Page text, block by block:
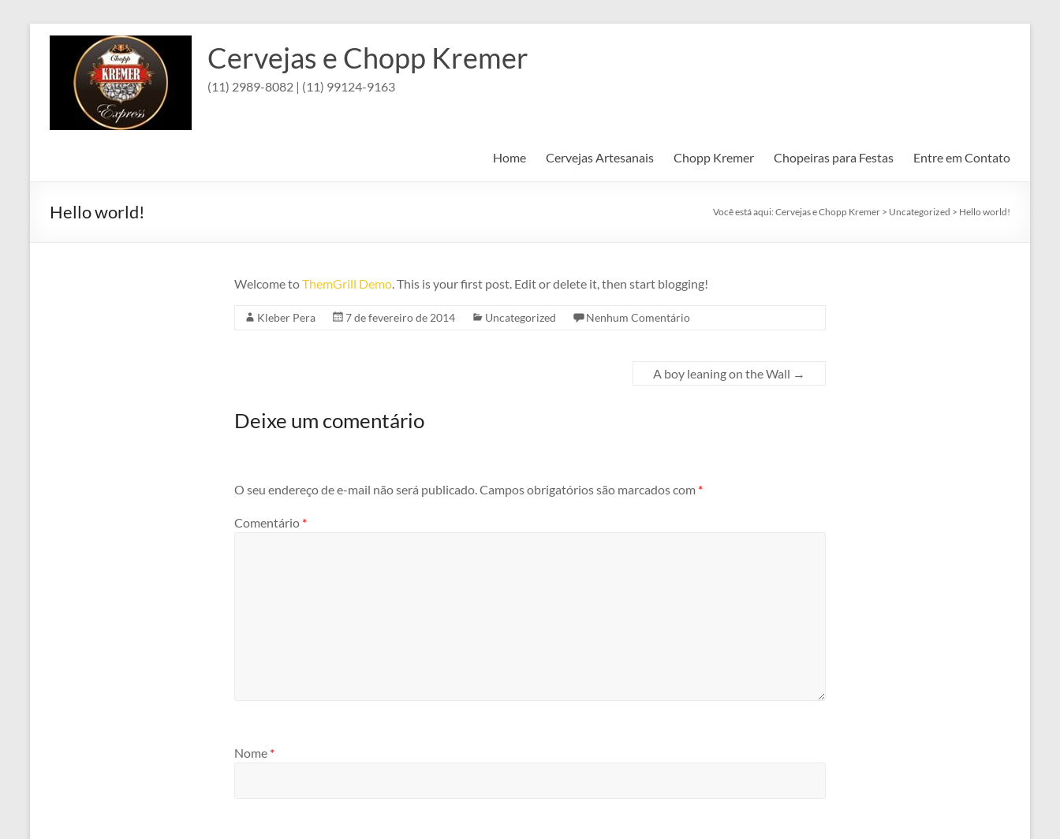
conteúdo
Cervejas e Chopp Kremer
(11) 2989-8082 | (11) 99124-9163
Home Cervejas Artesanais Chopp Kremer Chopeiras para Festas Entre em Contato
Hello world! Você está aqui: Cervejas e Chopp Kremer > Uncategorized > Hello world!
Welcome toThemGrill Demo. This is your first post. Edit or delete it, then start blogging!
Kleber Pera 7 de fevereiro de 2014 Uncategorized Nenhum Comentário
A boy leaning on the Wall →
Deixe um comentário
O seu endereço de e-mail não será publicado.Campos obrigatórios são marcados com *
Comentário *
Nome *